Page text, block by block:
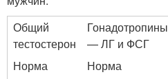
Общий
тестостерон
Гонадотропины
— ЛГ и ФСГ
Норма
Норма